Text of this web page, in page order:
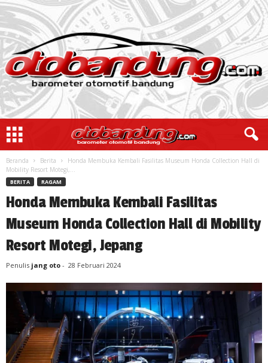
Beranda Berita
Honda Membuka Kembali Fasilitas Museum Honda Collection Hall di
Mobility Resort Motegi,...
BERITA RAGAM
Honda Membuka Kembali Fasilitas
Museum Honda Collection Hall di Mobility
Resort Motegi, Jepang
Penulis jang oto - 28 Februari 2024